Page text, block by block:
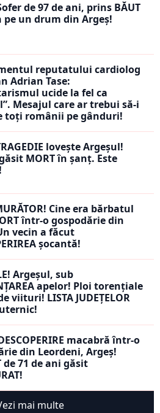
de 97 de ani, prins BĂUT
pe un drum din Argeș!
reputatului cardiolog
Adrian Tase:
ucide la fel ca
Mesajul care ar trebui să-i
toți românii pe gânduri!
lovește Argeșul!
MORT în șanț. Este
Cine era bărbatul
într-o gospodărie din
vecin a făcut
șocantă!
Argeșul, sub
apelor! Ploi torențiale
viituri! LISTA JUDEȚELOR
macabră într-o
din Leordeni, Argeș!
de 71 de ani găsit
mai multe